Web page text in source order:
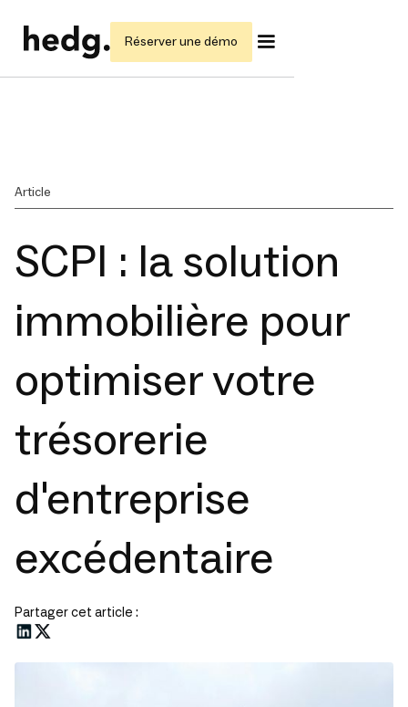
Réserver une démo
Article
SCPI : la solution
immobilière pour
optimiser votre
trésorerie
d'entreprise
excédentaire
Partager cet article :